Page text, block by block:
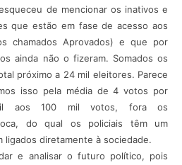
de mencionar os inativos e
que estão em fase de acesso aos
chamados Aprovados) e que por
ainda não o fizeram. Somados os
próximo a 24 mil eleitores. Parece
isso pela média de 4 votos por
aos 100 mil votos, fora os
do qual os policiais têm um
ligados diretamente à sociedade.
e analisar o futuro político, pois